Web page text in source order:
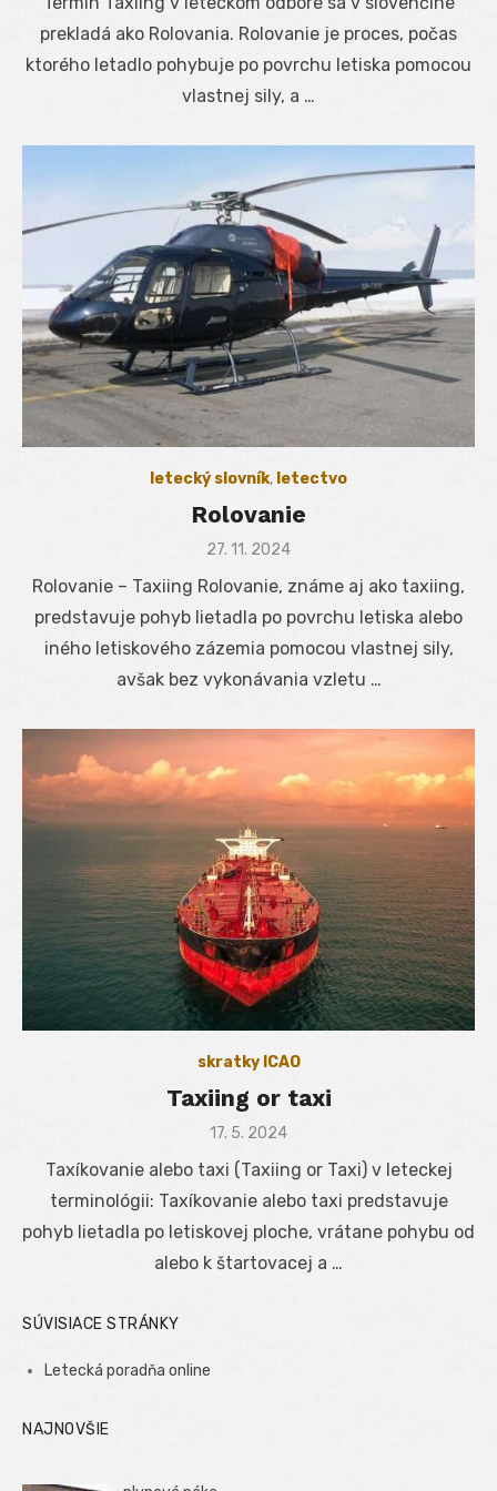
prekladá ako Rolovania. Rolovanie je proces, počas
ktorého letadlo pohybuje po povrchu letiska pomocou
vlastnej sily, a …
letecký slovník, letectvo
Rolovanie
Posted
27. 11. 2024
Rolovanie – Taxiing Rolovanie, známe aj ako taxiing,
predstavuje pohyb lietadla po povrchu letiska alebo
iného letiskového zázemia pomocou vlastnej sily,
avšak bez vykonávania vzletu …
skratky ICAO
Taxiing or taxi
Posted
17. 5. 2024
Taxíkovanie alebo taxi (Taxiing or Taxi) v leteckej
terminológii: Taxíkovanie alebo taxi predstavuje
pohyb lietadla po letiskovej ploche, vrátane pohybu od
alebo k štartovacej a …
SÚVISIACE STRÁNKY
Letecká poradňa online
NAJNOVŠIE